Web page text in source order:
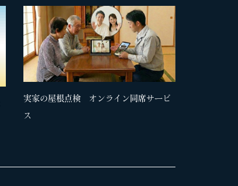
実家の屋根点検 オンライン同席サービ
ス